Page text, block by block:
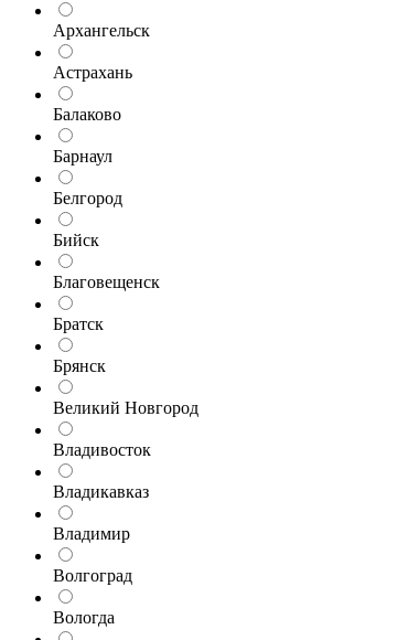
Архангельск
Астрахань
Балаково
Барнаул
Белгород
Бийск
Благовещенск
Братск
Брянск
Великий Новгород
Владивосток
Владикавказ
Владимир
Волгоград
Вологда